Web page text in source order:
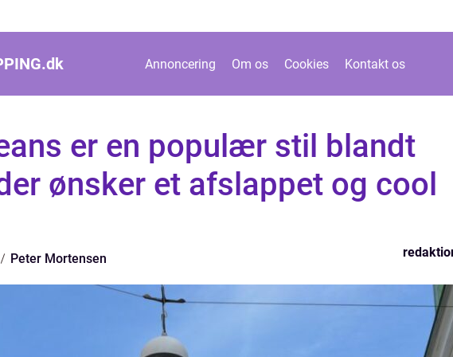
dk Annoncering Om os Cookies Kontakt os
er en populær stil blandt
ønsker et afslappet og cool
Peter Mortensen